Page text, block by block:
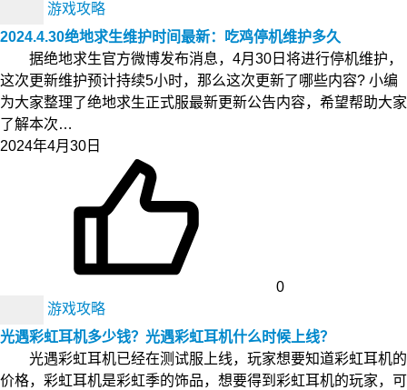
游戏攻略
2024.4.30绝地求生维护时间最新：吃鸡停机维护多久
据绝地求生官方微博发布消息，4月30日将进行停机维护，
这次更新维护预计持续5小时，那么这次更新了哪些内容? 小编
为大家整理了绝地求生正式服最新更新公告内容，希望帮助大家
了解本次…
2024年4月30日
0
游戏攻略
光遇彩虹耳机多少钱？光遇彩虹耳机什么时候上线？
光遇彩虹耳机已经在测试服上线，玩家想要知道彩虹耳机的
价格，彩虹耳机是彩虹季的饰品，想要得到彩虹耳机的玩家，可